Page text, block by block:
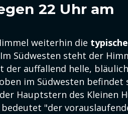
22 Uhr am
weiterhin die
Südwesten steht der
der auffallend helle,
im Südwesten befindet
Hauptstern des Kleinen
"der